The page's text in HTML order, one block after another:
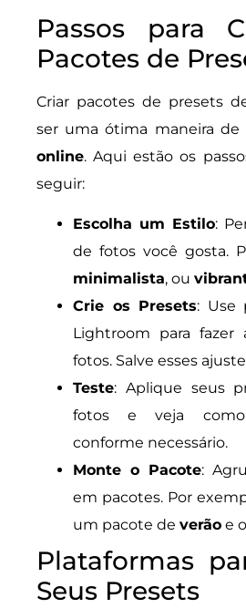
Passos para
Pacotes de
Criar pacotes de presets
ser uma ótima maneira de
online. Aqui estão os
seguir:
Escolha um Estilo:
de fotos você gosta.
minimalista, ou
Crie os Presets: Use
Lightroom para fazer
fotos. Salve esses
Teste: Aplique seus
fotos e veja
conforme necessário.
Monte o Pacote:
em pacotes. Por
um pacote de verão e
Plataformas
Seus Presets